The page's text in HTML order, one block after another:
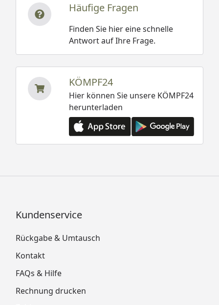
Häufige Fragen
Finden Sie hier eine schnelle
Antwort auf Ihre Frage.
KÖMPF24
Hier können Sie unsere KÖMPF24
herunterladen
Kundenservice
Rückgabe & Umtausch
Kontakt
FAQs & Hilfe
Rechnung drucken